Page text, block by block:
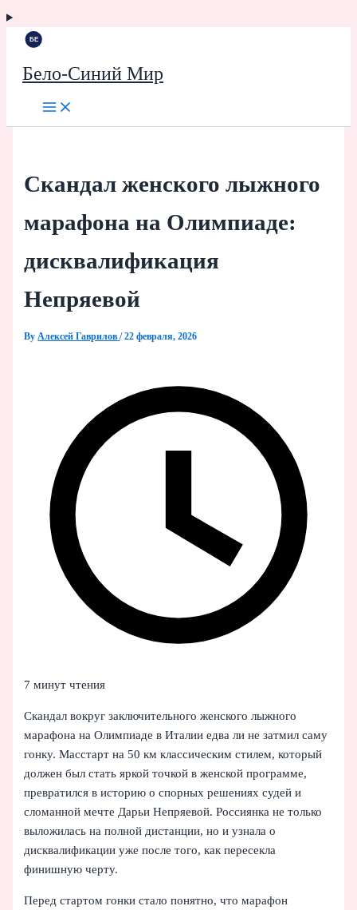
Бело-Синий Мир
Скандал женского лыжного
марафона на Олимпиаде:
дисквалификация
Непряевой
By Алексей Гаврилов/22 февраля, 2026
7 минут чтения
Скандал вокруг заключительного женского лыжного
марафона на Олимпиаде в Италии едва ли не затмил саму
гонку. Масстарт на 50 км классическим стилем, который
должен был стать яркой точкой в женской программе,
превратился в историю о спорных решениях судей и
сломанной мечте Дарьи Непряевой. Россиянка не только
выложилась на полной дистанции, но и узнала о
дисквалификации уже после того, как пересекла
финишную черту.
Перед стартом гонки стало понятно, что марафон